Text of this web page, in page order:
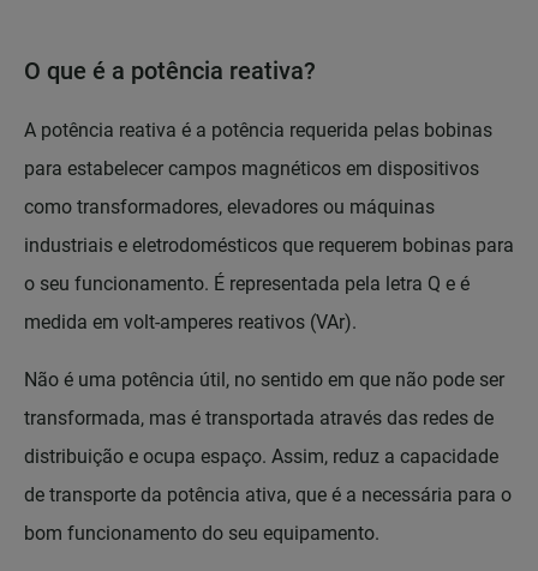
O que é a potência reativa?
A potência reativa é a potência requerida pelas bobinas
para estabelecer campos magnéticos em dispositivos
como transformadores, elevadores ou máquinas
industriais e eletrodomésticos que requerem bobinas para
o seu funcionamento. É representada pela letra Q e é
medida em volt-amperes reativos (VAr).
Não é uma potência útil, no sentido em que não pode ser
transformada, mas é transportada através das redes de
distribuição e ocupa espaço. Assim, reduz a capacidade
de transporte da potência ativa, que é a necessária para o
bom funcionamento do seu equipamento.